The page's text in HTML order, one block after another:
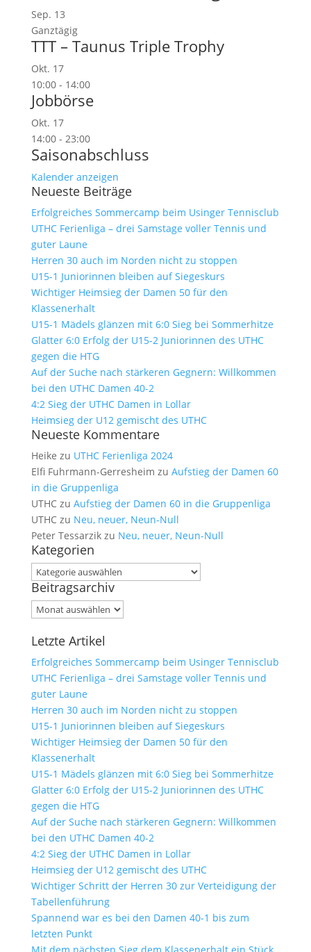
Sep. 13
Ganztägig
TTT – Taunus Triple Trophy
Okt. 17
10:00- 14:00
Jobbörse
Okt. 17
14:00- 23:00
Saisonabschluss
Kalender anzeigen
Neueste Beiträge
Erfolgreiches Sommercamp beim Usinger Tennisclub
UTHC Ferienliga – drei Samstage voller Tennis und
guter Laune
Herren 30 auch im Norden nicht zu stoppen
U15-1 Juniorinnen bleiben auf Siegeskurs
Wichtiger Heimsieg der Damen 50 für den
Klassenerhalt
U15-1 Mädels glänzen mit 6:0 Sieg bei Sommerhitze
Glatter 6:0 Erfolg der U15-2 Juniorinnen des UTHC
gegen die HTG
Auf der Suche nach stärkeren Gegnern: Willkommen
bei den UTHC Damen 40-2
4:2 Sieg der UTHC Damen in Lollar
Heimsieg der U12 gemischt des UTHC
Neueste Kommentare
Heike zu UTHC Ferienliga 2024
Elfi Fuhrmann-Gerresheim zu Aufstieg der Damen 60
in die Gruppenliga
UTHCzu Aufstieg der Damen 60 in die Gruppenliga
UTHCzu Neu, neuer, Neun-Null
Peter Tessarzikzu Neu, neuer, Neun-Null
Kategorien
Kategorien
Beitragsarchiv
Beitragsarchiv
Letzte Artikel
Erfolgreiches Sommercamp beim Usinger Tennisclub
UTHC Ferienliga – drei Samstage voller Tennis und
guter Laune
Herren 30 auch im Norden nicht zu stoppen
U15-1 Juniorinnen bleiben auf Siegeskurs
Wichtiger Heimsieg der Damen 50 für den
Klassenerhalt
U15-1 Mädels glänzen mit 6:0 Sieg bei Sommerhitze
Glatter 6:0 Erfolg der U15-2 Juniorinnen des UTHC
gegen die HTG
Auf der Suche nach stärkeren Gegnern: Willkommen
bei den UTHC Damen 40-2
4:2 Sieg der UTHC Damen in Lollar
Heimsieg der U12 gemischt des UTHC
Wichtiger Schritt der Herren 30 zur Verteidigung der
Tabellenführung
Spannend war es bei den Damen 40-1 bis zum
letzten Punkt